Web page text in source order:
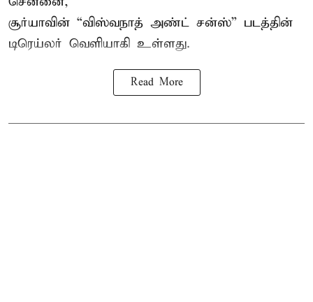
சூர்யாவின் “விஸ்வநாத் அண்ட் சன்ஸ்” படத்தின்
டிரெய்லர் வெளியாகி உள்ளது.
Read More